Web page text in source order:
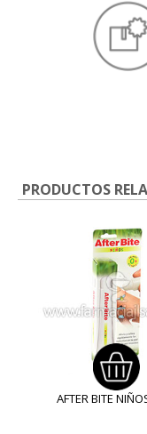
PRODUCTOS
AFTER BITE